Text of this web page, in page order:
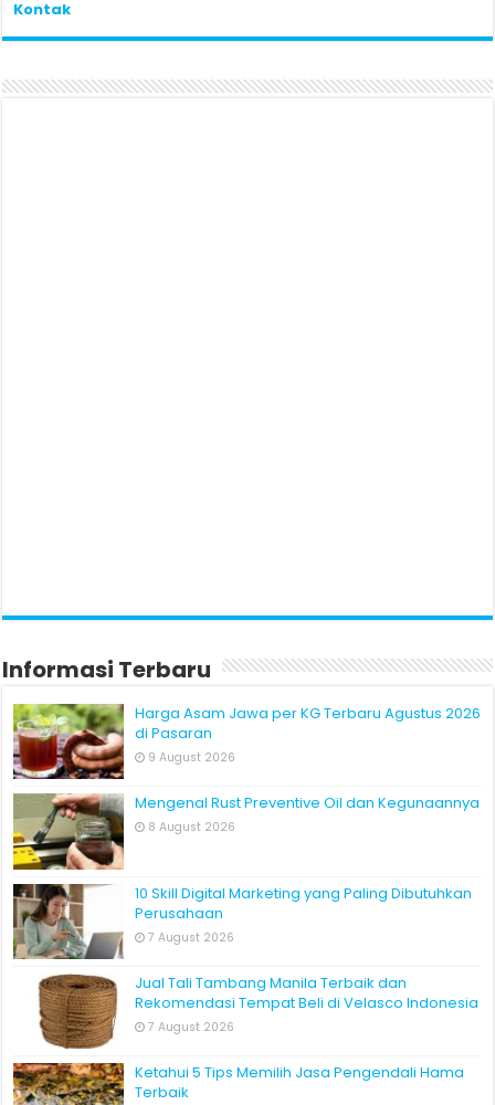
Kontak
Informasi Terbaru
Harga Asam Jawa per KG Terbaru Agustus 2026
di Pasaran
9 August 2026
Mengenal Rust Preventive Oil dan Kegunaannya
8 August 2026
10 Skill Digital Marketing yang Paling Dibutuhkan
Perusahaan
7 August 2026
Jual Tali Tambang Manila Terbaik dan
Rekomendasi Tempat Beli di Velasco Indonesia
7 August 2026
Ketahui 5 Tips Memilih Jasa Pengendali Hama
Terbaik